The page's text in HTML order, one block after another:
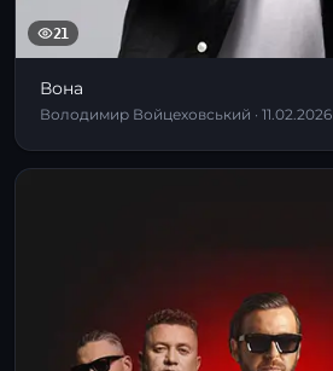
21
Вона
Володимир Войцеховський · 11.02.2026